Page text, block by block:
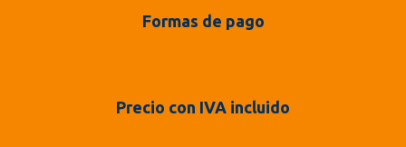
Formas de pago
Precio con IVA incluido